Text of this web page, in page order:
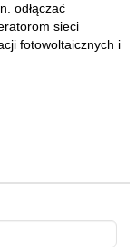
odłączać
sieci
fotowoltaicznych i